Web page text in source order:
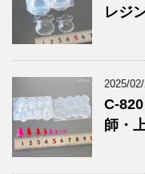
レジ
2025/
C-
師・